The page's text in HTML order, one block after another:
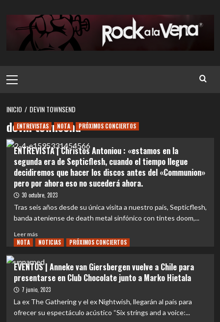
contenido
principal
INICIO DEVIN TOWNSEND
devin townsend
ENTREVISTAS NOTA PRÓXIMOS CONCIERTOS
ENTREVISTA | Christos Antoniou : «estamos en la
segunda era de Septicflesh, cuando el tiempo llegue
decidiremos que hacer los discos antes del «Communion»
pero por ahora eso no sucederá ahora.
30 octubre, 2023
Tras seis años desde su única visita a nuestro país, Septicflesh,
banda ateniense de death metal sinfónico con tintes doom,...
Leer másLeer
más
ENTREVISTA
|
Christos
Antoniou
en
NOTA NOTICIAS PRÓXIMOS CONCIERTOS
EVENTOS | Anneke van Giersbergen vuelve a Chile para
presentarse en Club Chocolate junto a Marko Hietala
7 junio, 2023
La ex The Gathering y el ex Nightwish, llegarán al país para
ofrecer su espectáculo acústico “Six strings and a voice:...